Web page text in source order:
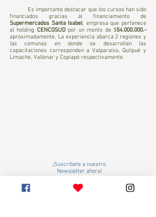
Es importante destacar que los cursos han sido
financiados gracias al financiamiento de
Supermercados Santa Isabel, empresa que pertenece
al holding CENCOSUDpor un monto de $54.000.000.-
aproximadamente. La experiencia abarca 2 regiones y
las comunas en donde se desarrollan las
capacitaciones corresponden a Valparaíso, Quilpué y
Limache, Vallenar y Copiapó respectivamente.
¡Suscríbete a nuestro
Newsletter ahora!